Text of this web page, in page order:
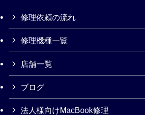
修理依頼の流れ
修理機種一覧
店舗一覧
ブログ
法人様向けMacBook修理